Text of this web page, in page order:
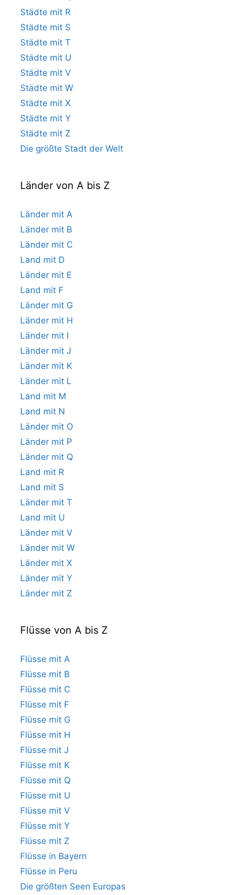
Städte mit R
Städte mit S
Städte mit T
Städte mit U
Städte mit V
Städte mit W
Städte mit X
Städte mit Y
Städte mit Z
Die größte Stadt der Welt
Länder von A bis Z
Länder mit A
Länder mit B
Länder mit C
Land mit D
Länder mit E
Land mit F
Länder mit G
Länder mit H
Länder mit I
Länder mit J
Länder mit K
Länder mit L
Land mit M
Land mit N
Länder mit O
Länder mit P
Länder mit Q
Land mit R
Land mit S
Länder mit T
Land mit U
Länder mit V
Länder mit W
Länder mit X
Länder mit Y
Länder mit Z
Flüsse von A bis Z
Flüsse mit A
Flüsse mit B
Flüsse mit C
Flüsse mit F
Flüsse mit G
Flüsse mit H
Flüsse mit J
Flüsse mit K
Flüsse mit Q
Flüsse mit U
Flüsse mit V
Flüsse mit Y
Flüsse mit Z
Flüsse in Bayern
Flüsse in Peru
Die größten Seen Europas